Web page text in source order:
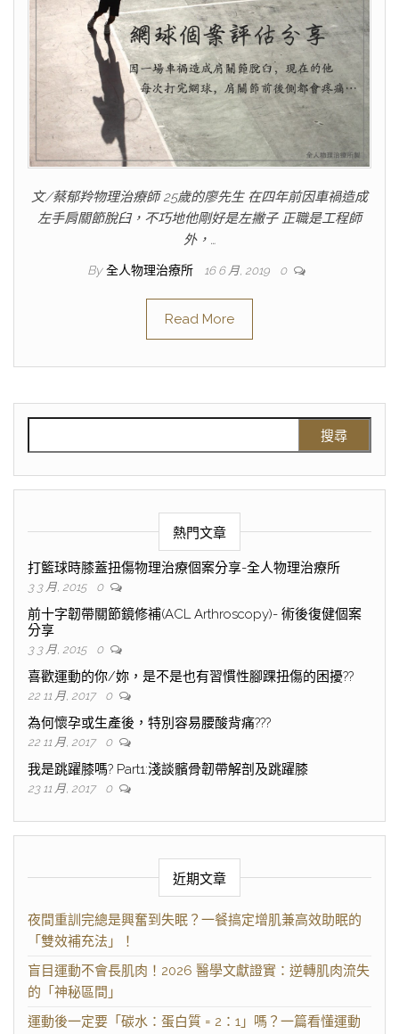
文/蔡郁羚物理治療師 25歲的廖先生 在四年前因車禍造成
左手肩關節脫臼，不巧地他剛好是左撇子 正職是工程師
外，…
By 全人物理治療所 16 6 月, 2019 0
Read More
熱門文章
打籃球時膝蓋扭傷物理治療個案分享-全人物理治療所
3 3 月, 2015 0
前十字韌帶關節鏡修補(ACL Arthroscopy)- 術後復健個案
分享
3 3 月, 2015 0
喜歡運動的你/妳，是不是也有習慣性腳踝扭傷的困擾??
22 11 月, 2017 0
為何懷孕或生產後，特別容易腰酸背痛???
22 11 月, 2017 0
我是跳躍膝嗎? Part1:淺談髕骨韌帶解剖及跳躍膝
23 11 月, 2017 0
近期文章
夜間重訓完總是興奮到失眠？一餐搞定增肌兼高效助眠的
「雙效補充法」！
盲目運動不會長肌肉！2026 醫學文獻證實：逆轉肌肉流失
的「神秘區間」
運動後一定要「碳水：蛋白質 = 2：1」嗎？一篇看懂運動